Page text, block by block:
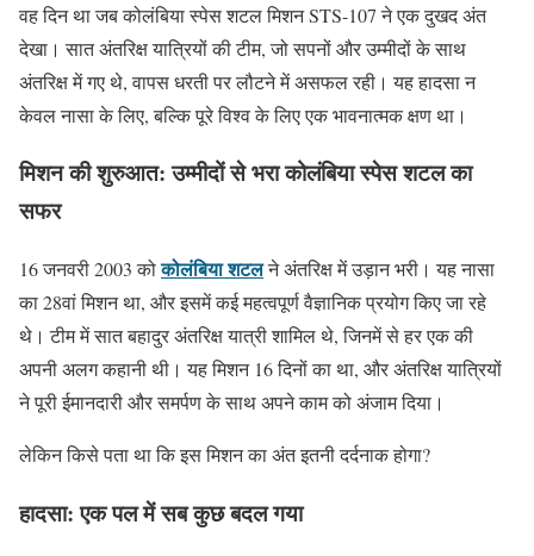
वह दिन था जब कोलंबिया स्पेस शटल मिशन STS-107 ने एक दुखद अंत
देखा। सात अंतरिक्ष यात्रियों की टीम, जो सपनों और उम्मीदों के साथ
अंतरिक्ष में गए थे, वापस धरती पर लौटने में असफल रही। यह हादसा न
केवल नासा के लिए, बल्कि पूरे विश्व के लिए एक भावनात्मक क्षण था।
मिशन की शुरुआत: उम्मीदों से भरा कोलंबिया स्पेस शटल का
सफर
16 जनवरी 2003 कोकोलंबिया शटलने अंतरिक्ष में उड़ान भरी। यह नासा
का 28वां मिशन था, और इसमें कई महत्वपूर्ण वैज्ञानिक प्रयोग किए जा रहे
थे। टीम में सात बहादुर अंतरिक्ष यात्री शामिल थे, जिनमें से हर एक की
अपनी अलग कहानी थी। यह मिशन 16 दिनों का था, और अंतरिक्ष यात्रियों
ने पूरी ईमानदारी और समर्पण के साथ अपने काम को अंजाम दिया।
लेकिन किसे पता था कि इस मिशन का अंत इतनी दर्दनाक होगा?
हादसा: एक पल में सब कुछ बदल गया